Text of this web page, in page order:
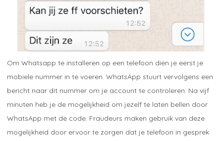
Om Whatsapp te installeren op een telefoon dien je eerst je
mobiele nummer in te voeren. WhatsApp stuurt vervolgens een
bericht naar dit nummer om je account te controleren. Na vijf
minuten heb je de mogelijkheid om jezelf te laten bellen door
WhatsApp met de code. Fraudeurs maken gebruik van deze
mogelijkheid door ervoor te zorgen dat je telefoon in gesprek